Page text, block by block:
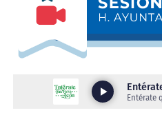
•⁠ ⁠2 personas presentadas
del alcohol
Como parte del protocolo
médica correspondiente